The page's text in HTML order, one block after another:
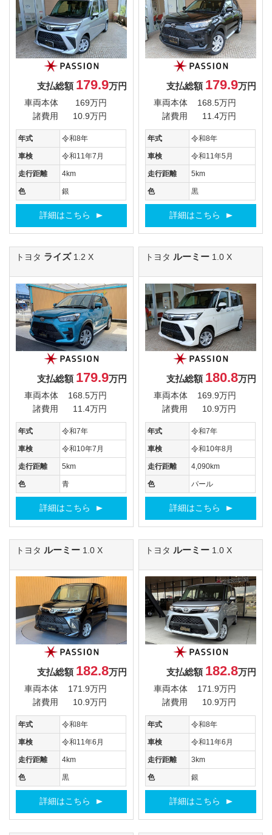
支払総額 179.9万円
車両本体
169万円
諸費用
10.9万円
年式 令和8年
車検 令和11年7月
走行距離 4km
色 銀
詳細はこちら
支払総額 179.9万円
車両本体
168.5万円
諸費用
11.4万円
年式 令和8年
車検 令和11年5月
走行距離 5km
色 黒
詳細はこちら
トヨタ ライズ 1.2 X
支払総額 179.9万円
車両本体
168.5万円
諸費用
11.4万円
年式 令和7年
車検 令和10年7月
走行距離 5km
色 青
詳細はこちら
トヨタ ルーミー 1.0 X
支払総額 180.8万円
車両本体
169.9万円
諸費用
10.9万円
年式 令和7年
車検 令和10年8月
走行距離 4,090km
色 パール
詳細はこちら
トヨタ ルーミー 1.0 X
支払総額 182.8万円
車両本体
171.9万円
諸費用
10.9万円
年式 令和8年
車検 令和11年6月
走行距離 4km
色 黒
詳細はこちら
トヨタ ルーミー 1.0 X
支払総額 182.8万円
車両本体
171.9万円
諸費用
10.9万円
年式 令和8年
車検 令和11年6月
走行距離 3km
色 銀
詳細はこちら